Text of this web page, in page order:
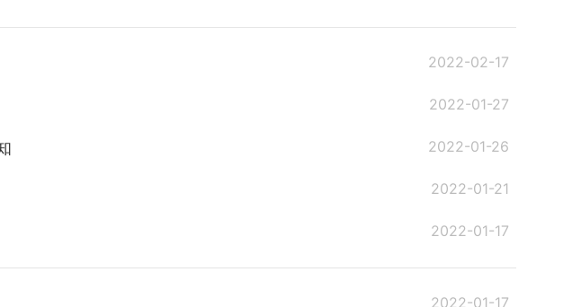
2022-02-17
2022-01-27
2022-01-26
2022-01-21
2022-01-17
2022-01-17